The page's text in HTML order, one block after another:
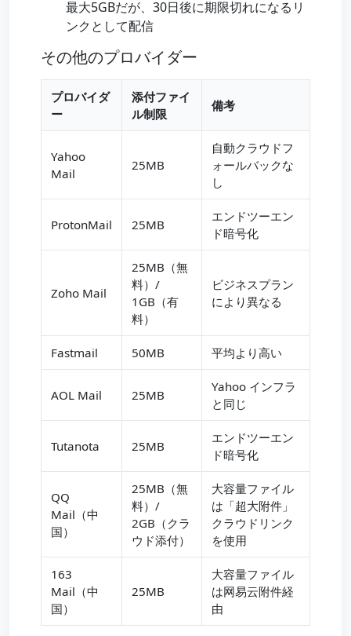
最大5GBだが、30日後に期限切れになるリ
ンクとして配信
その他のプロバイダー
プロバイダ
ー
添付ファイ
ル制限
備考
Yahoo
Mail
25MB
自動クラウドフ
ォールバックな
し
ProtonMail 25MB
エンドツーエン
ド暗号化
Zoho Mail
25MB（無
料）/
1GB（有
料）
ビジネスプラン
により異なる
Fastmail 50MB 平均より高い
AOL Mail 25MB
Yahoo インフラ
と同じ
Tutanota 25MB
エンドツーエン
ド暗号化
QQ
Mail（中
国）
25MB（無
料）/
2GB（クラ
ウド添付）
大容量ファイル
は「超大附件」
クラウドリンク
を使用
163
Mail（中
国）
25MB
大容量ファイル
は网易云附件経
由